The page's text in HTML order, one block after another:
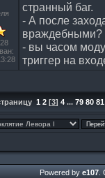
странный баг.
- А после
враждебными?
- вы часом
триггер на
1 2 [3] 4 ... 79 80 81
Powered by e107